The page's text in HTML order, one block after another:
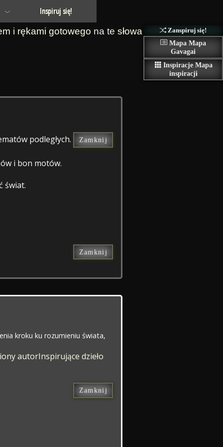
Inspiruj się!
i rękami gotowego na te słowa Zanspiruj się!
Mapa Mapa
Gavagai
Inspiracje Mapa
inspiracji
podległych. Zamknij
i bon motów.
świat.
Zamknij
kroku ku rozumieniu świata,
autorInspirujące dzieło
Zamknij